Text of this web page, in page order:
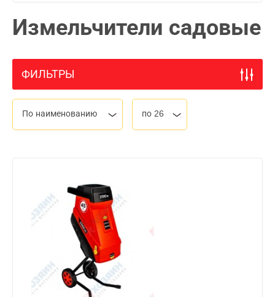
Измельчители садовые
ФИЛЬТРЫ
По наименованию по 26